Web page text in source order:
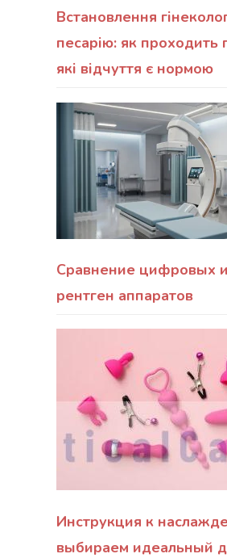
Встановлення
песарію: як проходить
які відчуття є нормою
Сравнение цифровых
рентген аппаратов
Инструкция к
выбираем идеальный